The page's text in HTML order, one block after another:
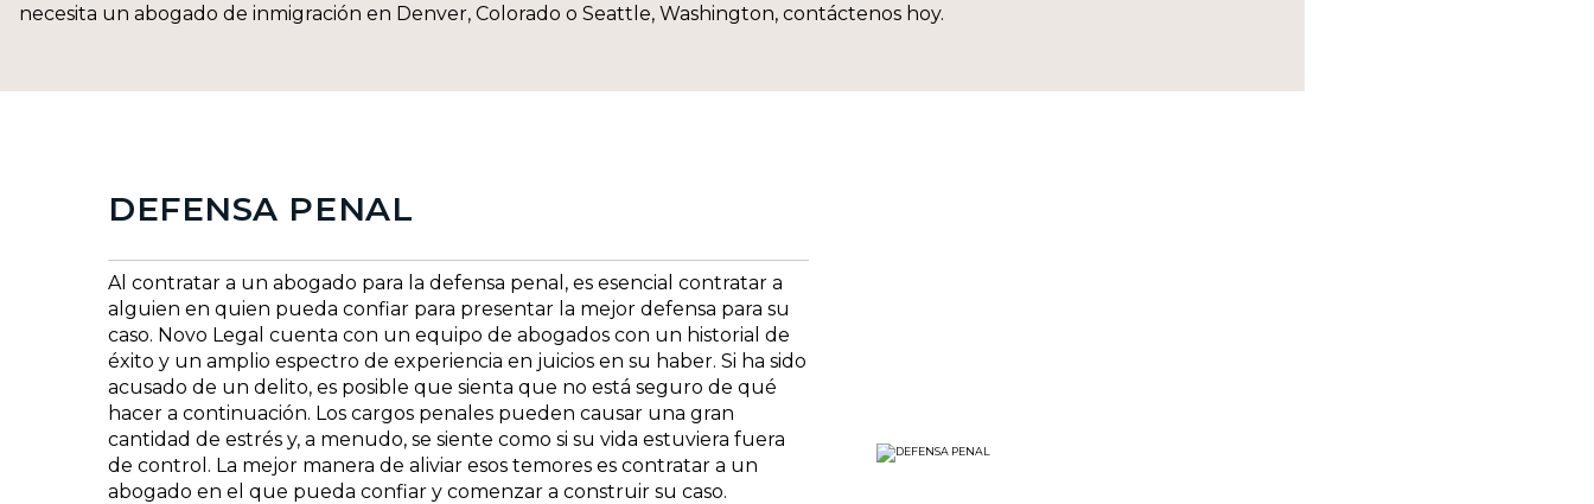
necesita un abogado de inmigración en Denver, Colorado o Seattle, Washington, contáctenos hoy.
DEFENSA PENAL
Al contratar a un abogado para la defensa penal, es esencial contratar a
alguien en quien pueda confiar para presentar la mejor defensa para su
caso. Novo Legal cuenta con un equipo de abogados con un historial de
éxito y un amplio espectro de experiencia en juicios en su haber. Si ha sido
acusado de un delito, es posible que sienta que no está seguro de qué
hacer a continuación. Los cargos penales pueden causar una gran
cantidad de estrés y, a menudo, se siente como si su vida estuviera fuera
de control. La mejor manera de aliviar esos temores es contratar a un
abogado en el que pueda confiar y comenzar a construir su caso.